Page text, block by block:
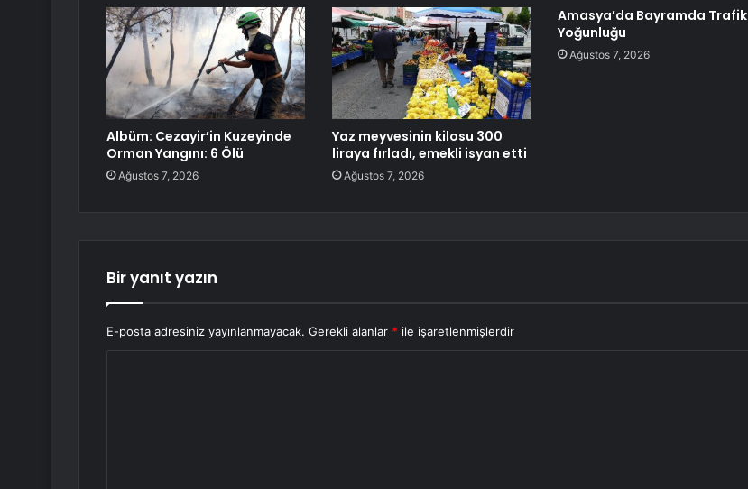
Albüm: Cezayir’in Kuzeyinde
Orman Yangını: 6 Ölü
Ağustos 7, 2026
Yaz meyvesinin kilosu 300
liraya fırladı, emekli isyan etti
Ağustos 7, 2026
Amasya’da Bayramda Trafik
Yoğunluğu
Ağustos 7, 2026
Bir yanıt yazın
E-posta adresiniz yayınlanmayacak. Gerekli alanlar * ile işaretlenmişlerdir